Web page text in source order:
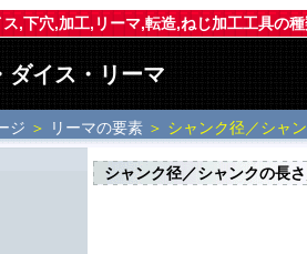
,下穴,加工,リーマ,転造,ねじ加工工具の
ダイス・リーマ
ジ ＞ リーマの要素 ＞ シャンク径／シャ
シャンク径／シャンクの長